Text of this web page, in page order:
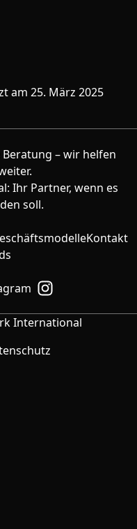
am 25. März 2025
– wir helfen
Ihr Partner, wenn es
soll.
Kontakt
International